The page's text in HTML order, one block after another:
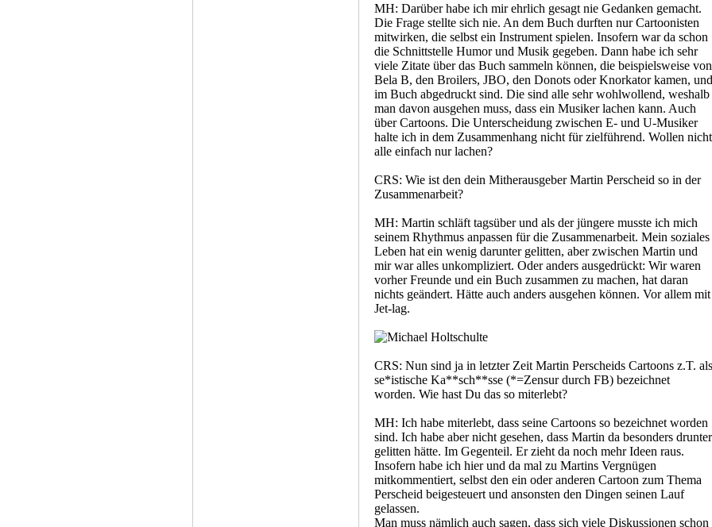
MH: Darüber habe ich mir ehrlich gesagt nie Gedanken gemacht.
Die Frage stellte sich nie. An dem Buch durften nur Cartoonisten
mitwirken, die selbst ein Instrument spielen. Insofern war da schon
die Schnittstelle Humor und Musik gegeben. Dann habe ich sehr
viele Zitate über das Buch sammeln können, die beispielsweise von
Bela B, den Broilers, JBO, den Donots oder Knorkator kamen, und
im Buch abgedruckt sind. Die sind alle sehr wohlwollend, weshalb
man davon ausgehen muss, dass ein Musiker lachen kann. Auch
über Cartoons. Die Unterscheidung zwischen E- und U-Musiker
halte ich in dem Zusammenhang nicht für zielführend. Wollen nicht
alle einfach nur lachen?
CRS: Wie ist den dein Mitherausgeber Martin Perscheid so in der
Zusammenarbeit?
MH: Martin schläft tagsüber und als der jüngere musste ich mich
seinem Rhythmus anpassen für die Zusammenarbeit. Mein soziales
Leben hat ein wenig darunter gelitten, aber zwischen Martin und
mir war alles unkompliziert. Oder anders ausgedrückt: Wir waren
vorher Freunde und ein Buch zusammen zu machen, hat daran
nichts geändert. Hätte auch anders ausgehen können. Vor allem mit
Jet-lag.
CRS: Nun sind ja in letzter Zeit Martin Perscheids Cartoons z.T. als
se*istische Ka**sch**sse (*=Zensur durch FB) bezeichnet
worden. Wie hast Du das so miterlebt?
MH: Ich habe miterlebt, dass seine Cartoons so bezeichnet worden
sind. Ich habe aber nicht gesehen, dass Martin da besonders drunter
gelitten hätte. Im Gegenteil. Er zieht da noch mehr Ideen raus.
Insofern habe ich hier und da mal zu Martins Vergnügen
mitkommentiert, selbst den ein oder anderen Cartoon zum Thema
Perscheid beigesteuert und ansonsten den Dingen seinen Lauf
gelassen.
Man muss nämlich auch sagen, dass sich viele Diskussionen schon